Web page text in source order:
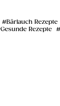
Bärlauch Rezepte
Gesunde Rezepte